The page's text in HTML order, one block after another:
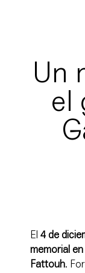
Un
el
El 4 de
memorial
Fattouh.